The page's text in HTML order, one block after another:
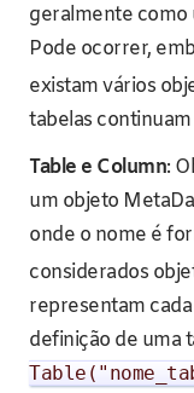
geralmente como
Pode ocorrer,
existam vários
tabelas
Table e Column:
um objeto
onde o nome é
considerados
representam
definição de uma
Table (